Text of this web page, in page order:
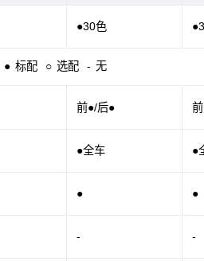
● 标配 ○ 选配 - 无
●30色
前●/后●
●全车 ●
● ●
- -